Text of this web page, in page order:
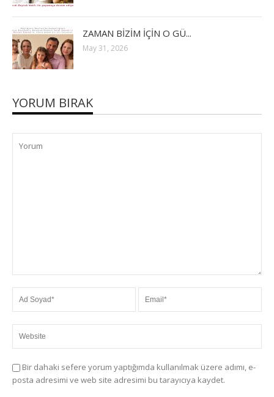
ZAMAN BİZİM İÇİN O GÜ...
May 31, 2026
YORUM BIRAK
Bir dahaki sefere yorum yaptığımda kullanılmak üzere adımı, e-
posta adresimi ve web site adresimi bu tarayıcıya kaydet.